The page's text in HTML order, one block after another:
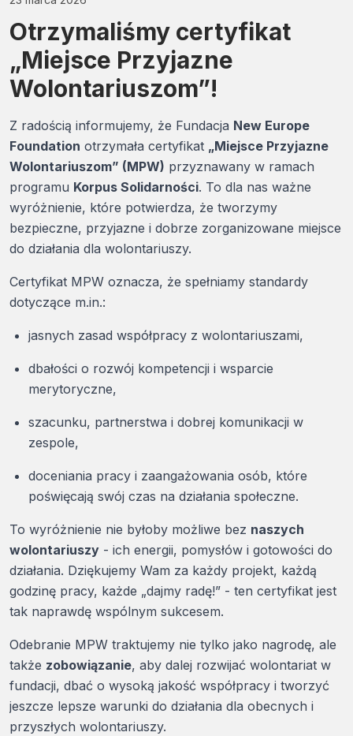
Otrzymaliśmy certyfikat
„Miejsce Przyjazne
Wolontariuszom”!
Z radością informujemy, że Fundacja New Europe
Foundation otrzymała certyfikat „Miejsce Przyjazne
Wolontariuszom” (MPW) przyznawany w ramach
programu Korpus Solidarności. To dla nas ważne
wyróżnienie, które potwierdza, że tworzymy
bezpieczne, przyjazne i dobrze zorganizowane miejsce
do działania dla wolontariuszy.
Certyfikat MPW oznacza, że spełniamy standardy
dotyczące m.in.:
jasnych zasad współpracy z wolontariuszami,
dbałości o rozwój kompetencji i wsparcie
merytoryczne,
szacunku, partnerstwa i dobrej komunikacji w
zespole,
doceniania pracy i zaangażowania osób, które
poświęcają swój czas na działania społeczne.
To wyróżnienie nie byłoby możliwe bez naszych
wolontariuszy - ich energii, pomysłów i gotowości do
działania. Dziękujemy Wam za każdy projekt, każdą
godzinę pracy, każde „dajmy radę!” - ten certyfikat jest
tak naprawdę wspólnym sukcesem.
Odebranie MPW traktujemy nie tylko jako nagrodę, ale
także zobowiązanie, aby dalej rozwijać wolontariat w
fundacji, dbać o wysoką jakość współpracy i tworzyć
jeszcze lepsze warunki do działania dla obecnych i
przyszłych wolontariuszy.